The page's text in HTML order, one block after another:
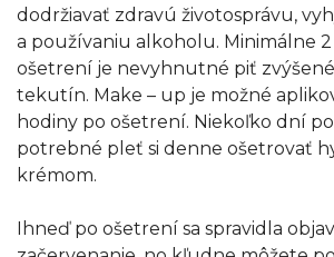
dodržiavať zdravú životosprávu,
a používaniu alkoholu. Minimálne 2
ošetrení je nevyhnutné piť
tekutín. Make – up je možné
hodiny po ošetrení. Niekoľko dní
potrebné pleť si denne ošetrovať
krémom.
Ihneď po ošetrení sa spravidla